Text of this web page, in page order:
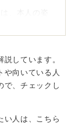
、本人の姿
必要があり
ているかを
けていくよ
スキルが
しています。
や向いている人
で、チェックし
い人は、こちら